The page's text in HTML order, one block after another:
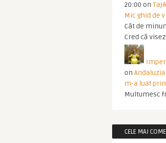
20:00 on
Mic ghid de
Cât de
Cred că
on
m-a luat
Multumesc
CELE MAI